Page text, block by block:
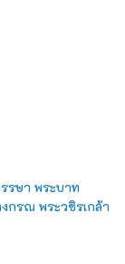
รษา พระบาท
กรณ พระวชิรเกล้า